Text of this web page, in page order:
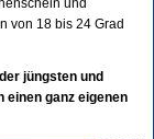
und
von 18 bis 24 Grad
der jüngsten und
einen ganz eigenen